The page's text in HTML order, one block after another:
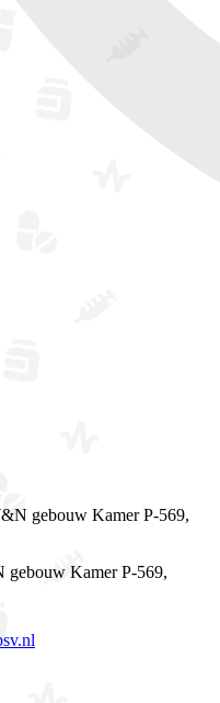
gebouw Kamer P-569,
gebouw Kamer P-569,